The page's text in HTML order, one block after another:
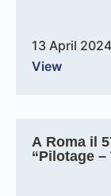
13 April 2024
View
A Roma il
“Pilotage –